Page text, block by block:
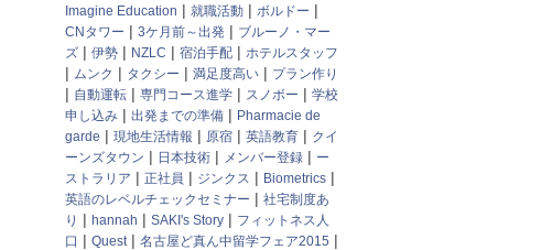
Imagine Education | 就職活動 | ボルドー |
CNタワー | 3ケ月前～出発 | ブルーノ・マー
ズ | 伊勢 | NZLC | 宿泊手配 | ホテルスタッフ
| ムンク | タクシー | 満足度高い | プラン作り
| 自動運転 | 専門コース進学 | スノボー | 学校
申し込み | 出発までの準備 | Pharmacie de
garde | 現地生活情報 | 原宿 | 英語教育 | クイ
ーンズタウン | 日本技術 | メンバー登録 | ー
ストラリア | 正社員 | ジンクス | Biometrics |
英語のレベルチェックセミナー | 社宅制度あ
り | hannah | SAKI's Story | フィットネス人
口 | Quest | 名古屋ど真ん中留学フェア2015 |